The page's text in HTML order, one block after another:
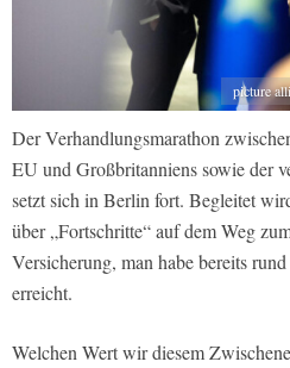
picture
Der Verhandlungsmarathon
EU und Großbritanniens sowie der
setzt sich in Berlin fort. Begleitet
über „Fortschritte“ auf dem Weg
Versicherung, man habe bereits
erreicht.
Welchen Wert wir diesem